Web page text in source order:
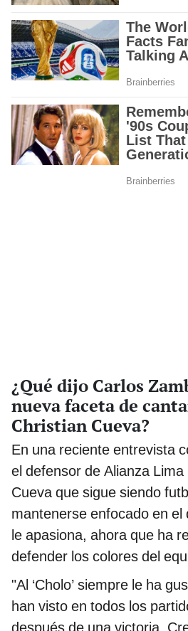
¿Qué dijo Carlos
nueva faceta de
Christian Cueva?
En una reciente entrevista
el defensor de Alianza
Cueva que sigue siendo
mantenerse enfocado en
le apasiona, ahora que ha
defender los colores del
"Al ‘Cholo’ siempre le ha
han visto en todos los
después de una victoria.